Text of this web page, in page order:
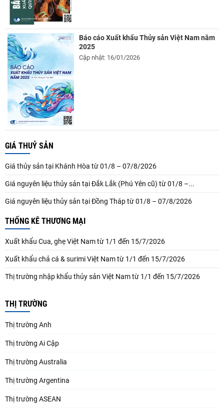
Báo cáo Xuất khẩu Thủy sản Việt Nam năm
2025
Cập nhật: 16/01/2026
GIÁ THUỶ SẢN
Giá thủy sản tại Khánh Hòa từ 01/8 – 07/8/2026
Giá nguyên liệu thủy sản tại Đắk Lắk (Phú Yên cũ) từ 01/8 –...
Giá nguyên liệu thủy sản tại Đồng Tháp từ 01/8 – 07/8/2026
THỐNG KÊ THƯƠNG MẠI
Xuất khẩu Cua, ghẹ Việt Nam từ 1/1 đến 15/7/2026
Xuất khẩu chả cá & surimi Việt Nam từ 1/1 đến 15/7/2026
Thị trường nhập khẩu thủy sản Việt Nam từ 1/1 đến 15/7/2026
THỊ TRƯỜNG
Thị trường Anh
Thị trường Ai Cập
Thị trường Australia
Thị trường Argentina
Thị trường ASEAN